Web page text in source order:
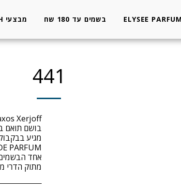
ELYSEE בשמים עד 180 שח מבצעי FLASH בלעדיים לאתר
441
אחד הבשמים
מתוק הדרי